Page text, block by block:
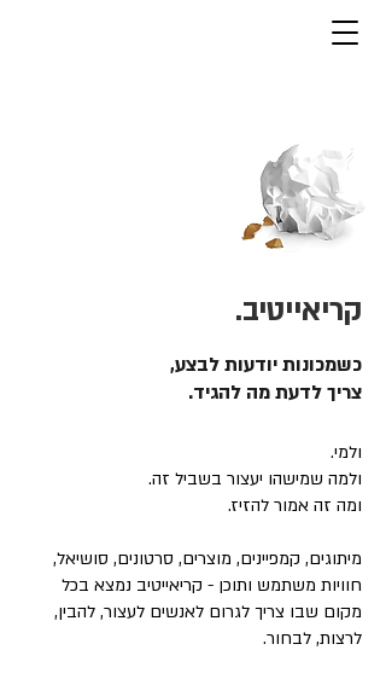
קריאייטיב.
כשמכונות יודעות לבצע,
צריך לדעת מה להגיד.
ולמי.
ולמה שמישהו יעצור בשביל זה.
ומה זה אמור להזיז.
מיתוגים, קמפיינים, מוצרים, סרטונים, סושיאל,
חוויות משתמש ותוכן - קריאייטיב נמצא בכל
מקום שבו צריך לגרום לאנשים לעצור, להבין,
לרצות, לבחור.